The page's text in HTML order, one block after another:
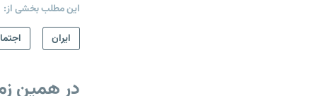
این مطلب بخشی از:
ايران
در همین